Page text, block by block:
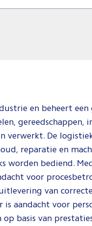
en beheert
gereedschappen,
verwerkt. De
reparatie en
worden bediend.
voor
van
aandacht voor
basis van